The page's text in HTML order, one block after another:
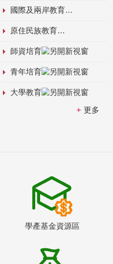
國際及兩岸教育
原住民族教育
師資培育
青年培育
大學教育
更多
學產基金資源區